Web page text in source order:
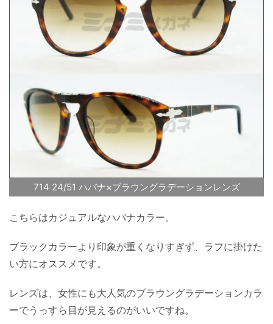
714 24/51 ハバナ×ブラウングラデーションレンズ
こちらはカジュアルなハバナカラー。
ブラックカラーより印象が重くなりすぎず、ラフに掛けた
い方にオススメです。
レンズは、女性にも大人気のブラウングラデーションカラ
ーでうっすら目が見えるのがいいですね。